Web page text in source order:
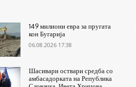
149 милиони евра за пругата
кон Бугарија
06.08.2026 17:38
Шасивари оствари средба со
амбасадорката на Република